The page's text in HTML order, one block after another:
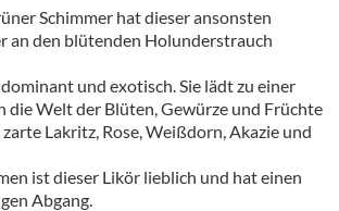
Schimmer hat dieser ansonsten
an den blütenden Holunderstrauch
und exotisch. Sie lädt zu einer
die Welt der Blüten, Gewürze und Früchte
Lakritz, Rose, Weißdorn, Akazie und
ist dieser Likör lieblich und hat einen
Abgang.